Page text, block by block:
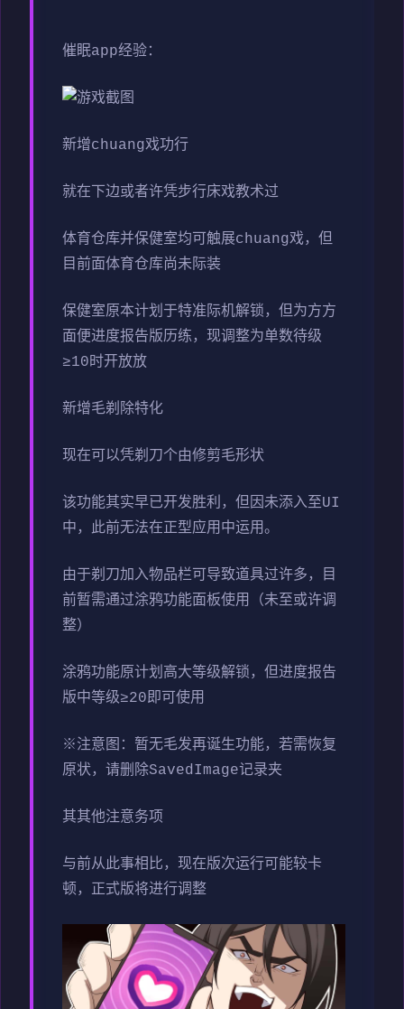
催眠app经验：
新增chuang戏功行
就在下边或者许凭步行床戏教术过
体育仓库并保健室均可触展chuang戏，但
目前面体育仓库尚未际装
保健室原本计划于特准际机解锁，但为方方
面便进度报告版历练，现调整为单数待级
≥10时开放放
新增毛剃除特化
现在可以凭剃刀个由修剪毛形状
该功能其实早已开发胜利，但因未添入至UI
中，此前无法在正型应用中运用。
由于剃刀加入物品栏可导致道具过许多，目
前暂需通过涂鸦功能面板使用（未至或许调
整）
涂鸦功能原计划高大等级解锁，但进度报告
版中等级≥20即可使用
※注意图 ：暂无毛发再诞生功能，若需恢复
原状，请删除SavedImage记录夹
其其他注意务项
与前从此事相比，现在版次运行可能较卡
顿，正式版将进行调整